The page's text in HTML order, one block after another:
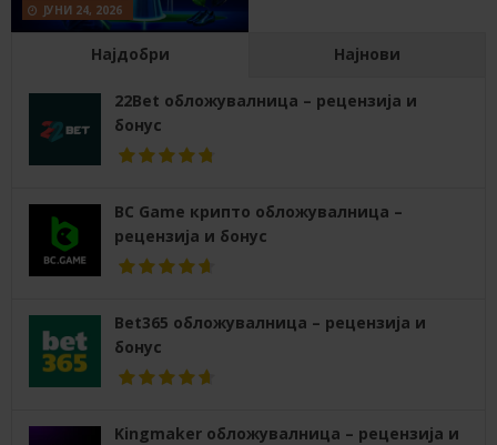
ЈУНИ 24, 2026
Најдобри Најнови
22Bet обложувалница – рецензија и
бонус
BC Game крипто обложувалница –
рецензија и бонус
Bet365 обложувалница – рецензија и
бонус
Kingmaker обложувалница – рецензија и